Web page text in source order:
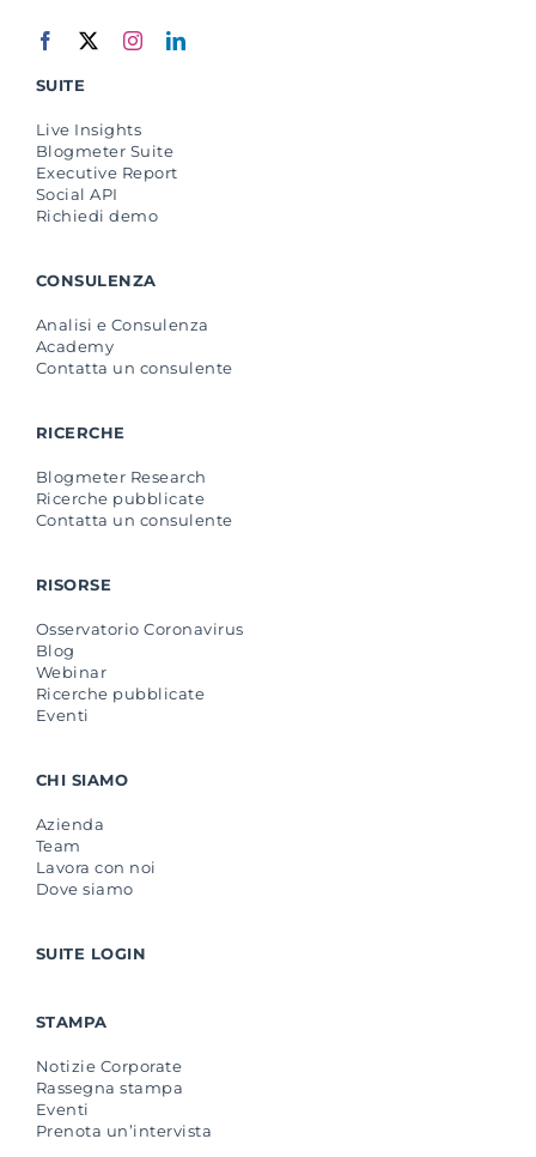
SUITE
Live Insights
Blogmeter Suite
Executive Report
Social API
Richiedi demo
CONSULENZA
Analisi e Consulenza
Academy
Contatta un consulente
RICERCHE
Blogmeter Research
Ricerche pubblicate
Contatta un consulente
RISORSE
Osservatorio Coronavirus
Blog
Webinar
Ricerche pubblicate
Eventi
CHI SIAMO
Azienda
Team
Lavora con noi
Dove siamo
SUITE LOGIN
STAMPA
Notizie Corporate
Rassegna stampa
Eventi
Prenota un’intervista